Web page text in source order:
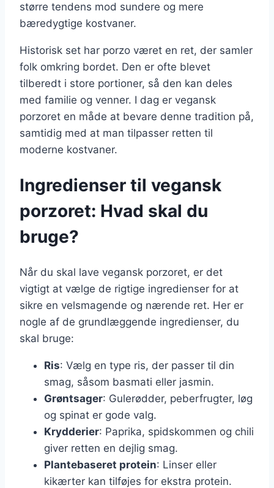
større tendens mod sundere og mere
bæredygtige kostvaner.
Historisk set har porzo været en ret, der samler
folk omkring bordet. Den er ofte blevet
tilberedt i store portioner, så den kan deles
med familie og venner. I dag er vegansk
porzoret en måde at bevare denne tradition på,
samtidig med at man tilpasser retten til
moderne kostvaner.
Ingredienser til vegansk
porzoret: Hvad skal du
bruge?
Når du skal lave vegansk porzoret, er det
vigtigt at vælge de rigtige ingredienser for at
sikre en velsmagende og nærende ret. Her er
nogle af de grundlæggende ingredienser, du
skal bruge:
Ris: Vælg en type ris, der passer til din
smag, såsom basmati eller jasmin.
Grøntsager: Gulerødder, peberfrugter, løg
og spinat er gode valg.
Krydderier: Paprika, spidskommen og chili
giver retten en dejlig smag.
Plantebaseret protein: Linser eller
kikærter kan tilføjes for ekstra protein.